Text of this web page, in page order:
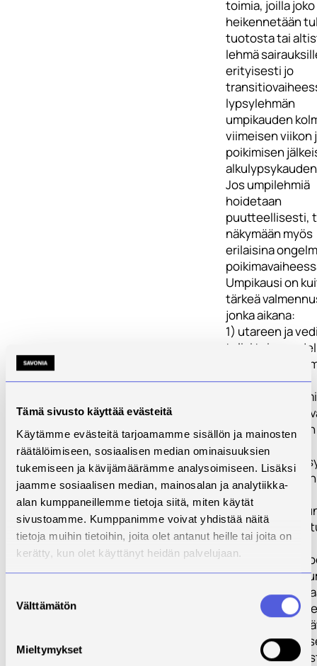
Tämä sivusto käyttää evästeitä
Käytämme evästeitä tarjoamamme sisällön ja mainosten
räätälöimiseen, sosiaalisen median ominaisuuksien
tukemiseen ja kävijämäärämme analysoimiseen. Lisäksi
jaamme sosiaalisen median, mainosalan ja analytiikka-
alan kumppaneillemme tietoja siitä, miten käytät
sivustoamme. Kumppanimme voivat yhdistää näitä
tietoja muihin tietoihin, joita olet antanut heille tai joita on
kerätty, kun olet käyttänyt heidän palvelujaan.
valinta
Välttämätön
Mieltymykset
toimia, joilla joko
heikennetään
tuotosta tai
lehmä
erityisesti jo
lypsylehmän
umpikauden
viimeisen viikon
poikimisen
Jos umpilehmiä
hoidetaan
puutteellisesti,
näkymään myös
erilaisina
Umpikausi on
tärkeä
jonka aikana:
1) utareen ja
tulisi toipua
lypsykauden
ja sairauksista
2) pötsi ja sen
olisi
tulevien rehujen
tehokkaaseen
sulatukseen ja
lopputuotteiden
imeytymiseen
3)
tulisi sopeutua
poikimiseen ja
erityisesti
säätely pitäisi
toimimaan niin,
piilevät ja
saataisiin